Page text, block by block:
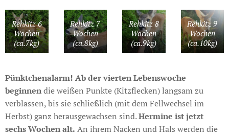
Rehkitz 6
Wochen
(ca.7kg)
Rehkitz 7
Wochen
(ca.8kg)
Rehkitz 8
Wochen
(ca.9kg)
Rehkitz 9
Wochen
(ca.10kg)
Pünktchenalarm! Ab der vierten Lebenswoche
beginnendie weißen Punkte (Kitzflecken) langsam zu
verblassen, bis sie schließlich (mit dem Fellwechsel im
Herbst) ganz herausgewachsen sind.Hermine ist jetzt
sechs Wochen alt. An ihrem Nacken und Hals werden die